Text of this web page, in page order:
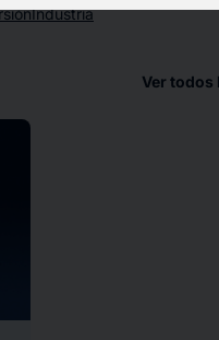
Industria
Ver todos